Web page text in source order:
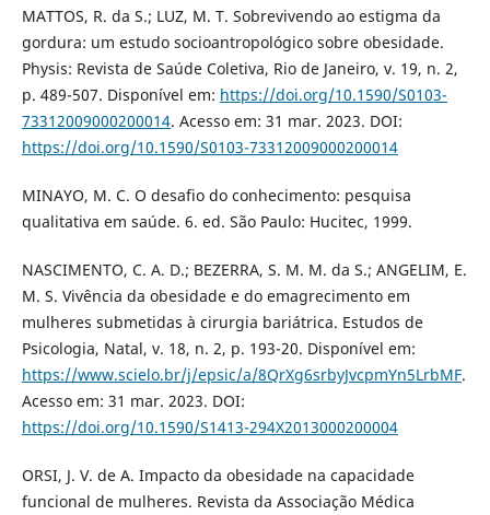
MATTOS, R. da S.; LUZ, M. T. Sobrevivendo ao estigma da
gordura: um estudo socioantropológico sobre obesidade.
Physis: Revista de Saúde Coletiva, Rio de Janeiro, v. 19, n. 2,
p. 489-507. Disponível em: https://doi.org/10.1590/S0103-
73312009000200014. Acesso em: 31 mar. 2023. DOI:
https://doi.org/10.1590/S0103-73312009000200014
MINAYO, M. C. O desafio do conhecimento: pesquisa
qualitativa em saúde. 6. ed. São Paulo: Hucitec, 1999.
NASCIMENTO, C. A. D.; BEZERRA, S. M. M. da S.; ANGELIM, E.
M. S. Vivência da obesidade e do emagrecimento em
mulheres submetidas à cirurgia bariátrica. Estudos de
Psicologia, Natal, v. 18, n. 2, p. 193-20. Disponível em:
https://www.scielo.br/j/epsic/a/8QrXg6srbyJvcpmYn5LrbMF.
Acesso em: 31 mar. 2023. DOI:
https://doi.org/10.1590/S1413-294X2013000200004
ORSI, J. V. de A. Impacto da obesidade na capacidade
funcional de mulheres. Revista da Associação Médica